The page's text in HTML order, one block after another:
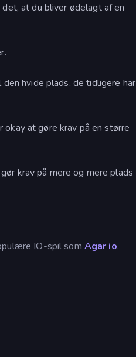
at du bliver ødelagt af en
hvide plads, de tidligere har
at gøre krav på en større
krav på mere og mere plads
IO-spil som Agar io.